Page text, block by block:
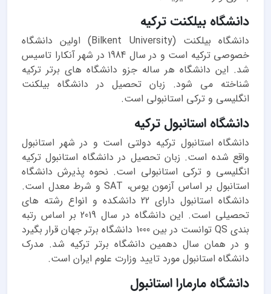
دانشگاه بیلکنت ترکیه
دانشگاه بیلکنت (Bilkent University) اولین دانشگاه
خصوصی ترکیه است و در سال 1984 در شهر آنکارا تاسیس
شد. این دانشگاه هر ساله جزو دانشگاه های برتر ترکیه
شناخته می شود. زبان تحصیل در دانشگاه بیلکنت
انگلیسی و ترکی استانبولی است.
دانشگاه استانبول ترکیه
دانشگاه استانبول ترکیه دولتی است و در شهر استانبول
واقع شده است. زبان تحصیل در دانشگاه استانبول ترکیه
انگلیسی و ترکی استانبولی است. نحوه پذیرش دانشگاه
استانبول بر اساس آزمون یوس، SAT و شرط معدل است.
دانشگاه استانبول دارای 22 دانشکده و انواع رشته های
تحصیلی است. این دانشگاه در سال 2019 بر اساس رتبه
بندی QS توانست در بین 1000 دانشگاه برتر جهان قرار بگیرد
و در همان سال دهمین دانشگاه برتر ترکیه شد. مدرک
دانشگاه استانبول مورد تایید وزارت علوم ایران است.
دانشگاه مارمارا استانبول